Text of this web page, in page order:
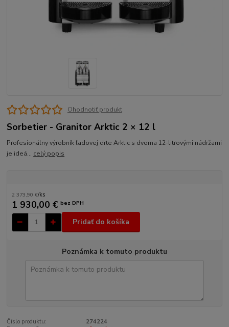
Ohodnotiť produkt
Sorbetier - Granitor Arktic 2 × 12 l
Profesionálny výrobník ľadovej drte Arktic s dvoma 12-litrovými nádržami
je ideá... celý popis
2 373,90 €/ks
1 930,00 € bez DPH
Pridať do košíka
Poznámka k tomuto produktu
Číslo produktu:
274224